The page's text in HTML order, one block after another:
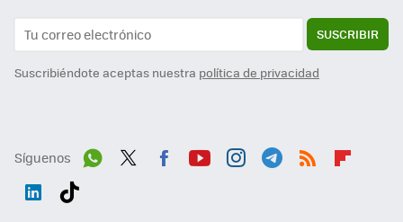
SUSCRIBIR
Suscribiéndote aceptas nuestra política de privacidad
Síguenos